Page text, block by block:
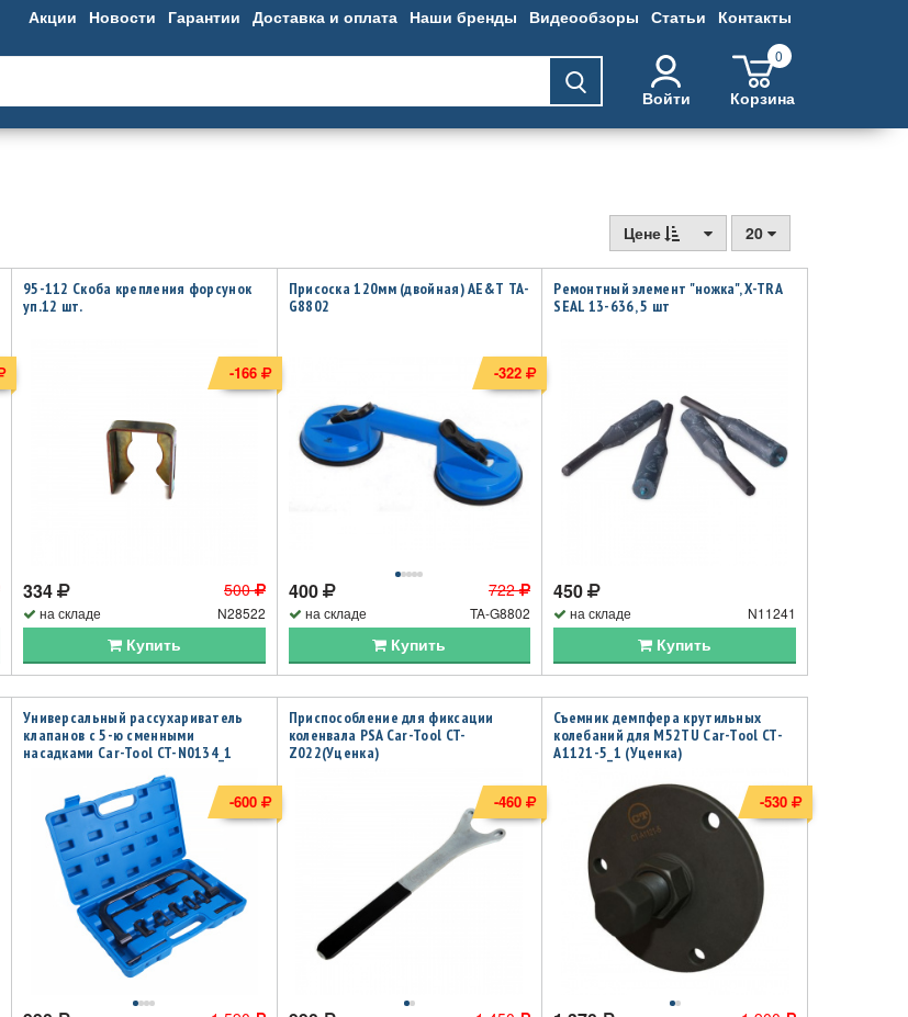
Акции Новости Гарантии Доставка и оплата Наши бренды Видеообзоры Статьи Контакты
Войти
0
Корзина
Цене 20
95-112 Скоба крепления форсунок
уп.12 шт.
500
334
на складе N28522
Купить
-166
Присоска 120мм (двойная) AE&T TA-
G8802
722
400
на складе TA-G8802
Купить
-322
Ремонтный элемент "ножка", X-TRA
SEAL 13-636, 5 шт
450
на складе N11241
Купить
Универсальный рассухариватель
клапанов с 5-ю сменными
насадками Car-Tool CT-N0134_1
-600
Приспособление для фиксации
коленвала PSA Car-Tool CT-
Z022(Уценка)
-460
Съемник демпфера крутильных
колебаний для M52TU Car-Tool CT-
A1121-5_1 (Уценка)
-530